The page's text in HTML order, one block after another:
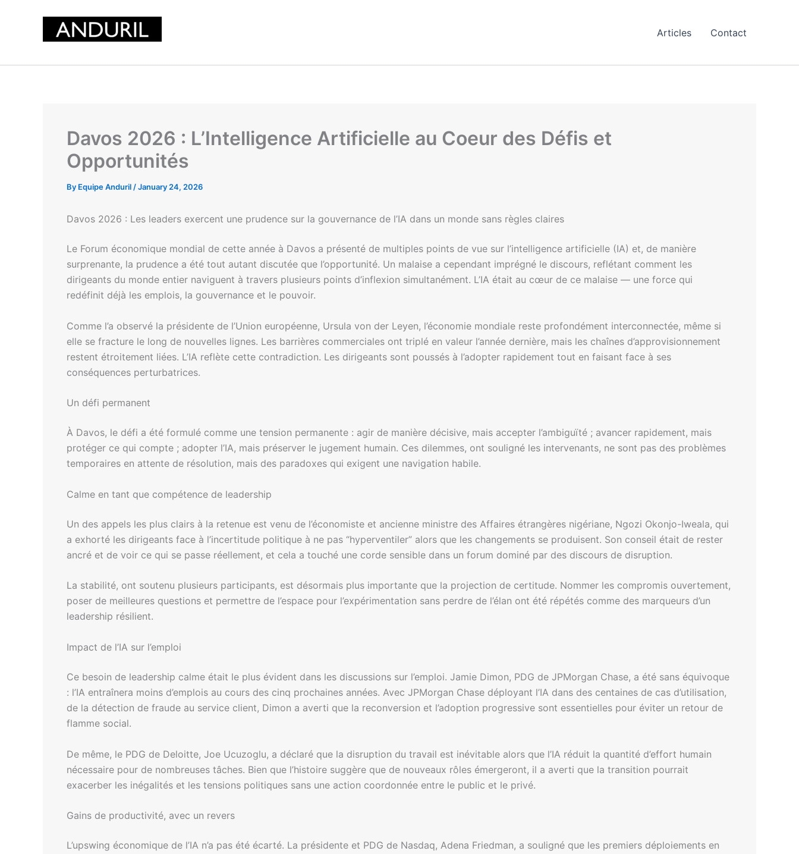
Articles Contact
Davos 2026 : L’Intelligence Artificielle au Coeur des Défis et
Opportunités
By Equipe Anduril /January 24, 2026
Davos 2026 : Les leaders exercent une prudence sur la gouvernance de l’IA dans un monde sans règles claires
Le Forum économique mondial de cette année à Davos a présenté de multiples points de vue sur l’intelligence artificielle (IA) et, de manière
surprenante, la prudence a été tout autant discutée que l’opportunité. Un malaise a cependant imprégné le discours, reflétant comment les
dirigeants du monde entier naviguent à travers plusieurs points d’inflexion simultanément. L’IA était au cœur de ce malaise — une force qui
redéfinit déjà les emplois, la gouvernance et le pouvoir.
Comme l’a observé la présidente de l’Union européenne, Ursula von der Leyen, l’économie mondiale reste profondément interconnectée, même si
elle se fracture le long de nouvelles lignes. Les barrières commerciales ont triplé en valeur l’année dernière, mais les chaînes d’approvisionnement
restent étroitement liées. L’IA reflète cette contradiction. Les dirigeants sont poussés à l’adopter rapidement tout en faisant face à ses
conséquences perturbatrices.
Un défi permanent
À Davos, le défi a été formulé comme une tension permanente : agir de manière décisive, mais accepter l’ambiguïté ; avancer rapidement, mais
protéger ce qui compte ; adopter l’IA, mais préserver le jugement humain. Ces dilemmes, ont souligné les intervenants, ne sont pas des problèmes
temporaires en attente de résolution, mais des paradoxes qui exigent une navigation habile.
Calme en tant que compétence de leadership
Un des appels les plus clairs à la retenue est venu de l’économiste et ancienne ministre des Affaires étrangères nigériane, Ngozi Okonjo-Iweala, qui
a exhorté les dirigeants face à l’incertitude politique à ne pas “hyperventiler” alors que les changements se produisent. Son conseil était de rester
ancré et de voir ce qui se passe réellement, et cela a touché une corde sensible dans un forum dominé par des discours de disruption.
La stabilité, ont soutenu plusieurs participants, est désormais plus importante que la projection de certitude. Nommer les compromis ouvertement,
poser de meilleures questions et permettre de l’espace pour l’expérimentation sans perdre de l’élan ont été répétés comme des marqueurs d’un
leadership résilient.
Impact de l’IA sur l’emploi
Ce besoin de leadership calme était le plus évident dans les discussions sur l’emploi. Jamie Dimon, PDG de JPMorgan Chase, a été sans équivoque
: l’IA entraînera moins d’emplois au cours des cinq prochaines années. Avec JPMorgan Chase déployant l’IA dans des centaines de cas d’utilisation,
de la détection de fraude au service client, Dimon a averti que la reconversion et l’adoption progressive sont essentielles pour éviter un retour de
flamme social.
De même, le PDG de Deloitte, Joe Ucuzoglu, a déclaré que la disruption du travail est inévitable alors que l’IA réduit la quantité d’effort humain
nécessaire pour de nombreuses tâches. Bien que l’histoire suggère que de nouveaux rôles émergeront, il a averti que la transition pourrait
exacerber les inégalités et les tensions politiques sans une action coordonnée entre le public et le privé.
Gains de productivité, avec un revers
L’upswing économique de l’IA n’a pas été écarté. La présidente et PDG de Nasdaq, Adena Friedman, a souligné que les premiers déploiements en